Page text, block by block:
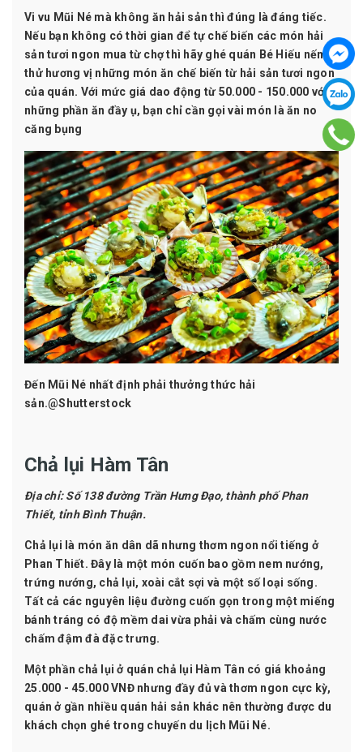
Vi vu Mũi Né mà không ăn hải sản thì đúng là đáng tiếc.
Nếu bạn không có thời gian để tự chế biến các món hải
sản tươi ngon mua từ chợ thì hãy ghé quán Bé Hiếu nếm
thử hương vị những món ăn chế biến từ hải sản tươi ngon
của quán. Với mức giá dao động từ 50.000 - 150.000 với
những phần ăn đầy ụ, bạn chỉ cần gọi vài món là ăn no
căng bụng
Đến Mũi Né nhất định phải thưởng thức hải
sản.@Shutterstock
Chả lụi Hàm Tân
Địa chỉ:Số 138 đường Trần Hưng Đạo, thành phố Phan
Thiết, tỉnh Bình Thuận.
Chả lụi là món ăn dân dã nhưng thơm ngon nổi tiếng ở
Phan Thiết. Đây là một món cuốn bao gồm nem nướng,
trứng nướng, chả lụi, xoài cắt sợi và một số loại sống.
Tất cả các nguyên liệu đường cuốn gọn trong một miếng
bánh tráng có độ mềm dai vừa phải và chấm cùng nước
chấm đậm đà đặc trưng.
Một phần chả lụi ở quán chả lụi Hàm Tân có giá khoảng
25.000 - 45.000 VNĐ nhưng đầy đủ và thơm ngon cực kỳ,
quán ở gần nhiều quán hải sản khác nên thường được du
khách chọn ghé trong chuyến du lịch Mũi Né.